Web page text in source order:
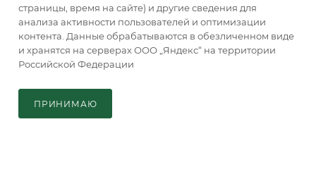
Винт M8x80 (DIN7991)
Удаленный склад: сроки
по запросу
страницы, время на сайте) и другие сведения для
анализа активности пользователей и оптимизации
контента. Данные обрабатываются в обезличенном виде
и хранятся на серверах ООО „Яндекс“ на территории
Российской Федерации
ПРИНИМАЮ
Главная
Кабинет